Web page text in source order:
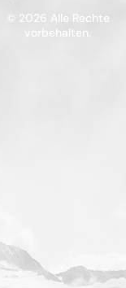
© 2026 Alle Rechte
vorbehalten.